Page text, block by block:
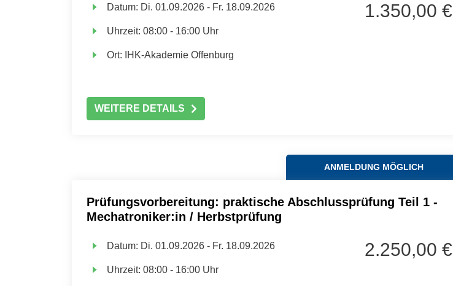
Datum: Di. 01.09.2026 - Fr. 18.09.2026
Uhrzeit: 08:00 - 16:00 Uhr
Ort: IHK-Akademie Offenburg
1.350,00 €
WEITERE DETAILS
ANMELDUNG MÖGLICH
Prüfungsvorbereitung: praktische Abschlussprüfung Teil 1 -
Mechatroniker:in / Herbstprüfung
Datum: Di. 01.09.2026 - Fr. 18.09.2026
Uhrzeit: 08:00 - 16:00 Uhr
2.250,00 €